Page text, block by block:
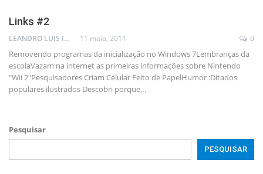
Links #2
LEANDRO LUIS ISOLA 11 maio, 2011 0
Removendo programas da inicialização no Windows 7Lembranças da
escolaVazam na internet as primeiras informações sobre Nintendo
"Wii 2"Pesquisadores Criam Celular Feito de PapelHumor :Ditados
populares ilustrados Descobri porque…
Pesquisar
PESQUISAR